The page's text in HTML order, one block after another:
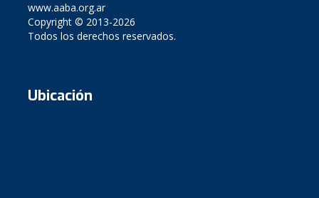
www.aaba.org.ar
Copyright © 2013-2026
Todos los derechos reservados.
Ubicación